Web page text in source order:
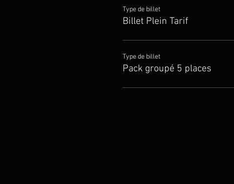
Type de billet
Billet Plein Tarif
Type de billet
Pack groupé 5 places